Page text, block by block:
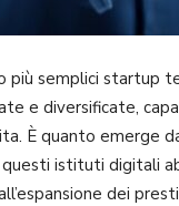
più semplici startup
e diversificate,
È quanto emerge da
istituti digitali
dei